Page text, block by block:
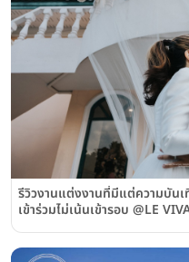
รีวิวงานแต่งงานที่มีแต่ความบัน
เข้าร่วมไม่เน้นเข้ารอบ @LE